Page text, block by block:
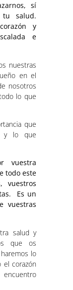
sí
tu salud.
y
e
nuestras
en el
nosotros
lo que
que
y lo que
vuestra
todo este
vuestros
Es un
vuestras
salud y
que os
lo
el corazón